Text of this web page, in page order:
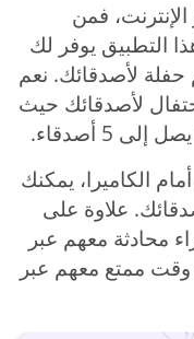
فمن
التطبيق يوفر لك
حفلة لأصدقائك. نعم
لأصدقائك حيث
5 أصدقاء.
الكاميرا، يمكنك
علاوة على
محادثة معهم عبر
وقت ممتع معهم عبر